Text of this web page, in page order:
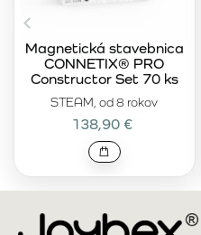
STEAM, od 8 rokov
Magnetická stavebnica
CONNETIX® PRO
Constructor Set 70 ks
138,90 €